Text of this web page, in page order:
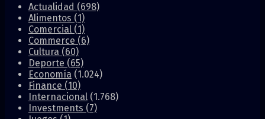
Actualidad (698)
Alimentos (1)
Comercial (1)
Commerce (6)
Cultura (60)
Deporte (65)
Economía (1.024)
Finance (10)
Internacional (1.768)
Investments (7)